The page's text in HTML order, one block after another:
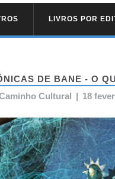
LIVROS POR
DE BANE - O
Cultural | 18